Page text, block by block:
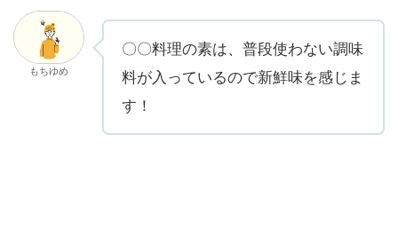
もちゆめ
〇〇料理の素は、普段使わない調味
料が入っているので新鮮味を感じま
す！